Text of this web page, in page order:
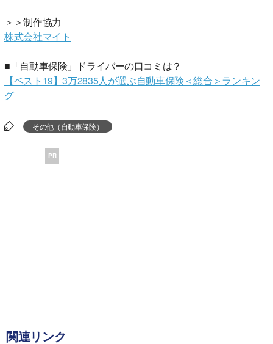
＞＞制作協力
株式会社マイト
■「自動車保険」ドライバーの口コミは？
【ベスト19】3万2835人が選ぶ自動車保険＜総合＞ランキン
グ
その他（自動車保険）
PR
関連リンク